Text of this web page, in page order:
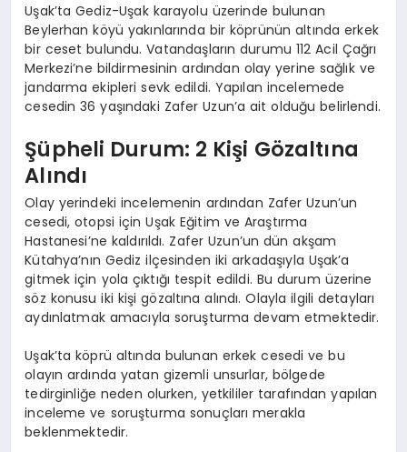
Uşak’ta Gediz-Uşak karayolu üzerinde bulunan
Beylerhan köyü yakınlarında bir köprünün altında erkek
bir ceset bulundu. Vatandaşların durumu 112 Acil Çağrı
Merkezi’ne bildirmesinin ardından olay yerine sağlık ve
jandarma ekipleri sevk edildi. Yapılan incelemede
cesedin 36 yaşındaki Zafer Uzun’a ait olduğu belirlendi.
Şüpheli Durum: 2 Kişi Gözaltına
Alındı
Olay yerindeki incelemenin ardından Zafer Uzun’un
cesedi, otopsi için Uşak Eğitim ve Araştırma
Hastanesi’ne kaldırıldı. Zafer Uzun’un dün akşam
Kütahya’nın Gediz ilçesinden iki arkadaşıyla Uşak’a
gitmek için yola çıktığı tespit edildi. Bu durum üzerine
söz konusu iki kişi gözaltına alındı. Olayla ilgili detayları
aydınlatmak amacıyla soruşturma devam etmektedir.
Uşak’ta köprü altında bulunan erkek cesedi ve bu
olayın ardında yatan gizemli unsurlar, bölgede
tedirginliğe neden olurken, yetkililer tarafından yapılan
inceleme ve soruşturma sonuçları merakla
beklenmektedir.